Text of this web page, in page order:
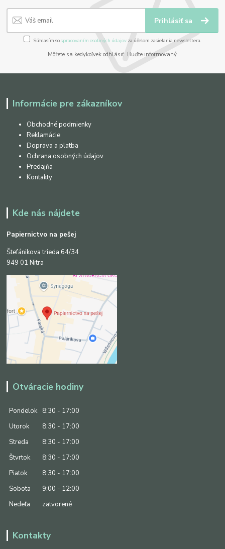
Prihlásiť sa
Súhlasím sospracovaním osobných údajov za účelom zasielania newslettera.
Môžete sa kedykoľvek odhlásiť. Buďte informovaný.
Informácie pre zákazníkov
Obchodné podmienky
Reklamácie
Doprava a platba
Ochrana osobných údajov
Predajňa
Kontakty
Kde nás nájdete
Papiernictvo na pešej
Štefánikova trieda 64/34
949 01 Nitra
Otváracie hodiny
Pondelok
8:30 - 17:00
Utorok
8:30 - 17:00
Streda
8:30 - 17:00
Štvrtok
8:30 - 17:00
Piatok
8:30 - 17:00
Sobota
9:00 - 12:00
Nedeľa
zatvorené
Kontakty